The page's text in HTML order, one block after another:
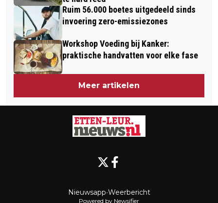
Ruim 56.000 boetes uitgedeeld sinds
invoering zero-emissiezones
Workshop Voeding bij Kanker:
praktische handvatten voor elke fase
Meer artikelen
Nieuwsapp•Weerbericht
Powered by Newsifier